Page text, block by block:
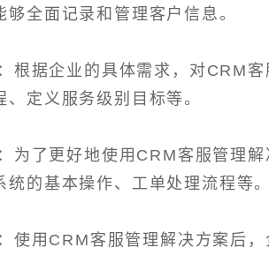
够全面记录和管理客户信息。
根据企业的具体需求，对CRM
、定义服务级别目标等。
为了更好地使用CRM客服管理
统的基本操作、工单处理流程等。
使用CRM客服管理解决方案后